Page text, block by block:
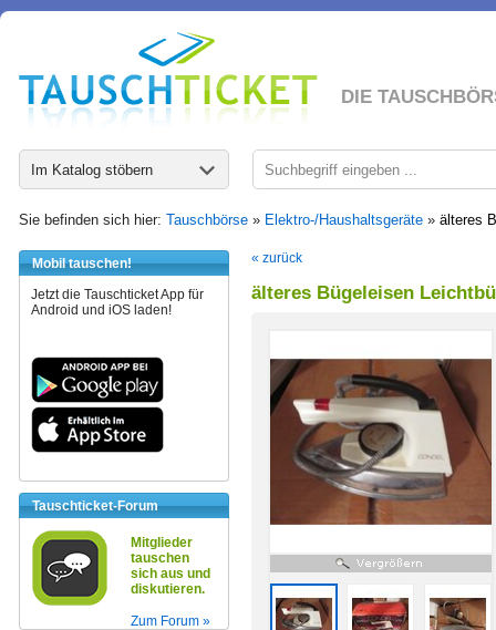
DIE
Im Katalog stöbern
Sie befinden sich hier: Tauschbörse » Elektro-/Haushaltsgeräte » älteres
Mobil tauschen!
Jetzt die Tauschticket App für
Android und iOS laden!
Tauschticket-Forum
Mitglieder
tauschen
sich aus und
diskutieren.
Zum Forum »
« zurück
älteres Bügeleisen